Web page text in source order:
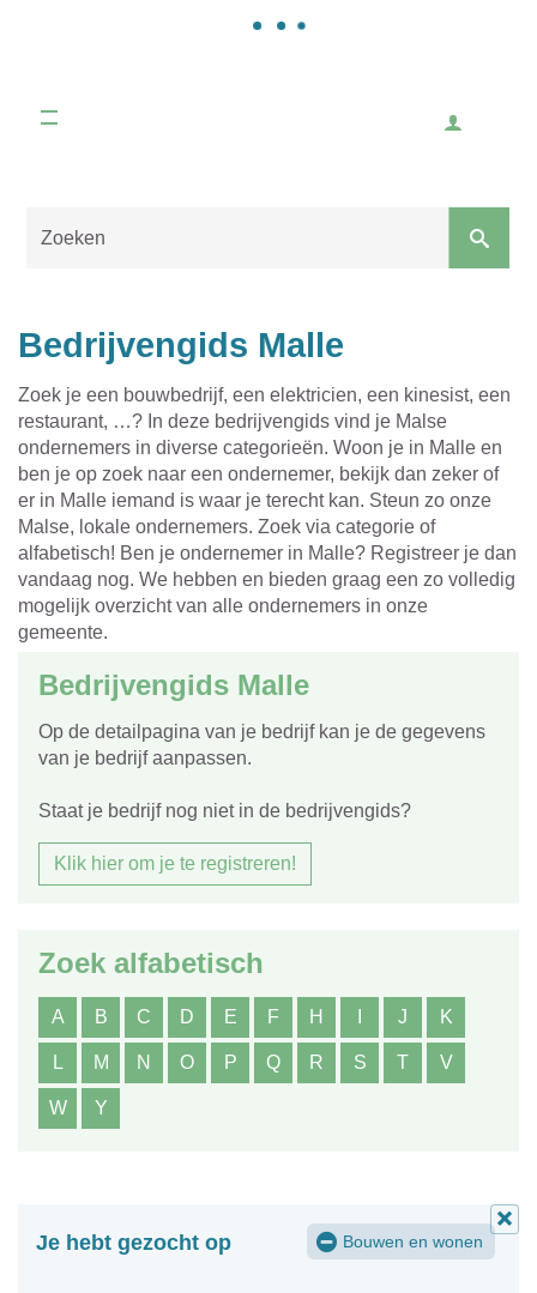
Bedrijvengids Malle
Zoek je een bouwbedrijf, een elektricien, een kinesist, een
restaurant, …? In deze bedrijvengids vind je Malse
ondernemers in diverse categorieën. Woon je in Malle en
ben je op zoek naar een ondernemer, bekijk dan zeker of
er in Malle iemand is waar je terecht kan. Steun zo onze
Malse, lokale ondernemers. Zoek via categorie of
alfabetisch! Ben je ondernemer in Malle? Registreer je dan
vandaag nog. We hebben en bieden graag een zo volledig
mogelijk overzicht van alle ondernemers in onze
gemeente.
Je hebt gezocht op Bouwen en wonen
Bedrijvengids Malle
Op de detailpagina van je bedrijf kan je de gegevens
van je bedrijf aanpassen.
Staat je bedrijf nog niet in de bedrijvengids?
Klik hier om je te registreren!
Zoek alfabetisch
A B C D E F H J K
L M N O P Q R S T V
W Y